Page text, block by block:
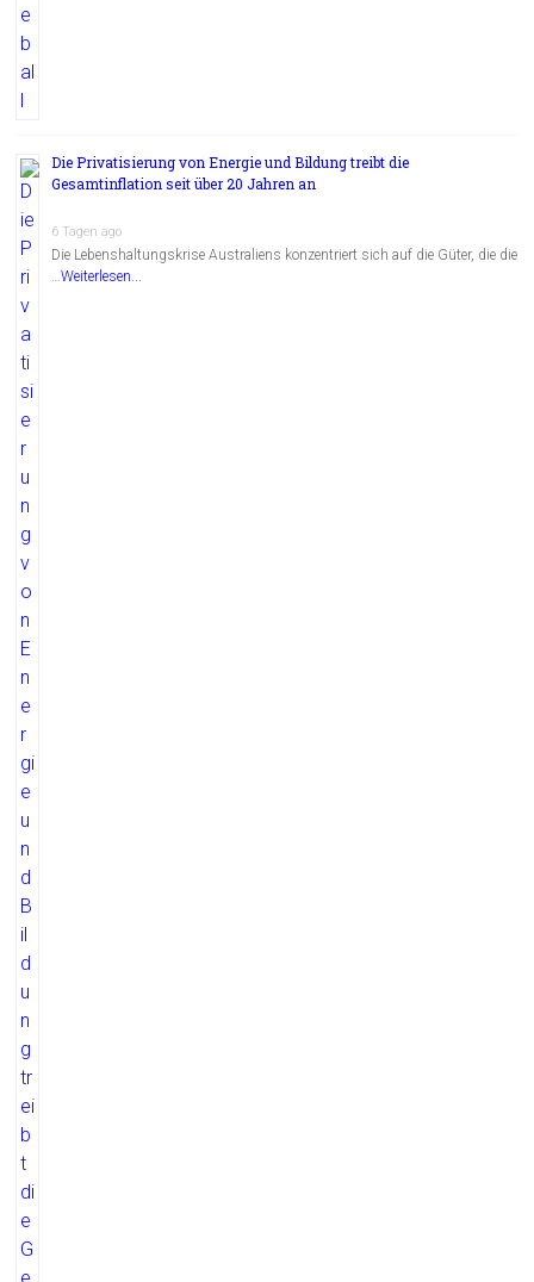
Die Privatisierung von Energie und Bildung treibt die
Gesamtinflation seit über 20 Jahren an
6 Tagen ago
Die Lebenshaltungskrise Australiens konzentriert sich auf die Güter, die die
…Weiterlesen...